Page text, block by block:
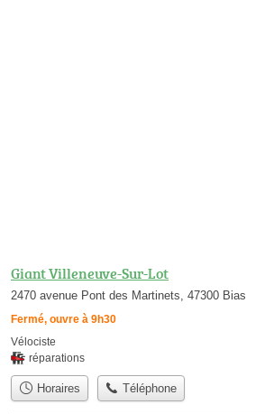
Giant Villeneuve-Sur-Lot
2470 avenue Pont des Martinets, 47300 Bias
Fermé, ouvre à 9h30
Vélociste
réparations
Horaires Téléphone